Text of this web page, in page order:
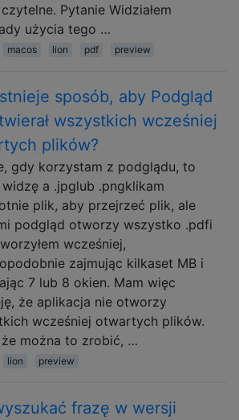
Pytanie Widziałem
użycia tego …
macos lion pdf preview
sposób, aby Podgląd
wszystkich wcześniej
plików?
gdy korzystam z podglądu, to
a .jpglub .pngklikam
plik, aby przejrzeć plik, ale
podgląd otworzy wszystko .pdfi
wcześniej,
zajmując kilkaset MB i
7 lub 8 okien. Mam więc
że aplikacja nie otworzy
wcześniej otwartych plików.
że można to zrobić, …
lion preview
frazę w wersji